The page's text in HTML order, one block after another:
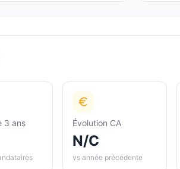
3 ans Évolution CA
N/C
vs année précédente